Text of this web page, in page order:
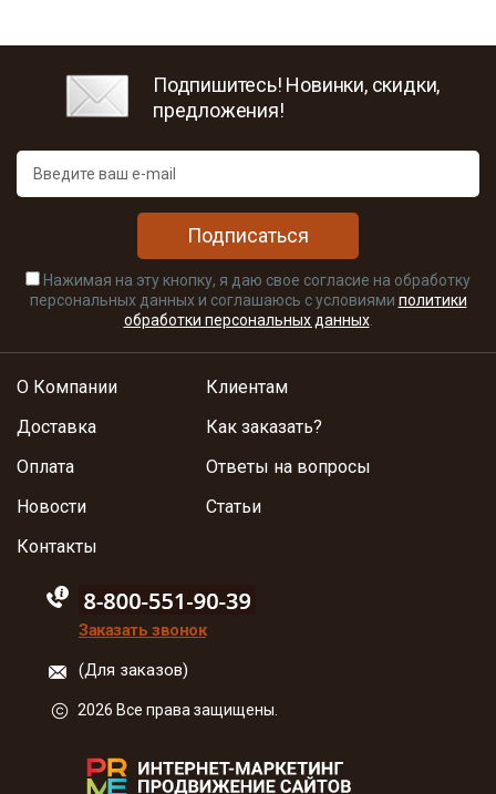
Подпишитесь! Новинки, скидки,
предложения!
Подписаться
Нажимая на эту кнопку, я даю свое согласие на обработку
персональных данных и соглашаюсь с условиями политики
обработки персональных данных.
О Компании
Доставка
Оплата
Новости
Клиентам
Как заказать?
Ответы на вопросы
Статьи
Контакты
88005555550
Заказать звонок
(Для заказов)
2026 Все права защищены.